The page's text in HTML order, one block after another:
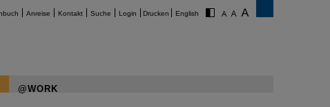
Anreise Kontakt Suche Login Drucken English
@WORK